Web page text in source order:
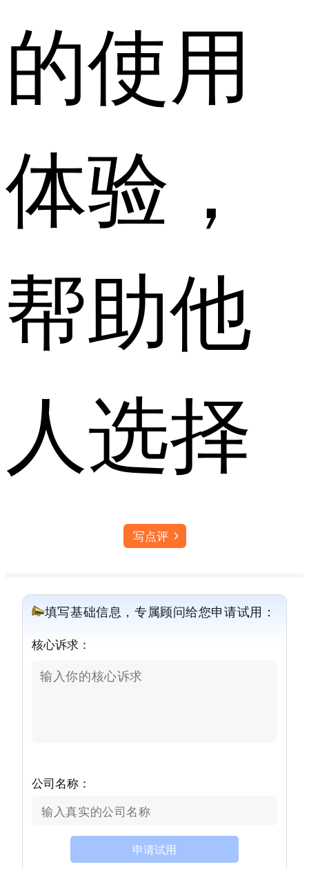
的使用
体验，
帮助他
人选择
写点评
填写基础信息，专属顾问给您申请试用：
核心诉求：
公司名称：
申请试用